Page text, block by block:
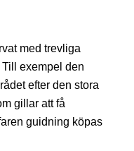
med trevliga
exempel den
efter den stora
gillar att få
guidning köpas